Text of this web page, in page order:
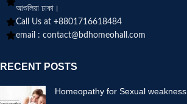
আশুলিয়া ঢাকা।
Call Us at +8801716618484
email : contact@bdhomeohall.com
RECENT POSTS
Homeopathy for Sexual weakness